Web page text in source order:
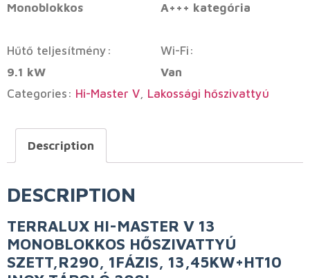
Monoblokkos
A+++ kategória
Hűtő teljesítmény:
9.1 kW
Wi-Fi:
Van
Categories: Hi-Master V, Lakossági hőszivattyú
Description
DESCRIPTION
TERRALUX HI-MASTER V 13
MONOBLOKKOS HŐSZIVATTYÚ
SZETT,R290, 1FÁZIS, 13,45KW+HT10